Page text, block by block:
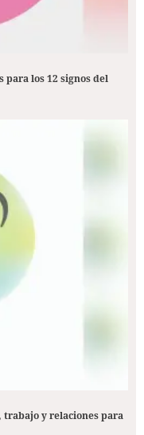
para los 12 signos del
trabajo y relaciones para